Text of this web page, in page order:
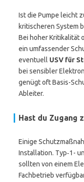
Ist die Pumpe leicht
kritischeren System
Bei hoher Kritikalität
ein umfassender
eventuell USV für
bei sensibler
genügt oft Basis-
Ableiter.
Hast du Zugang
Einige
Installation. Typ‑1-
sollten von einem
Fachbetrieb